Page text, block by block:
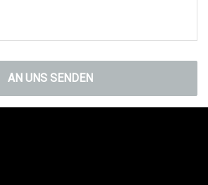
AN UNS SENDEN